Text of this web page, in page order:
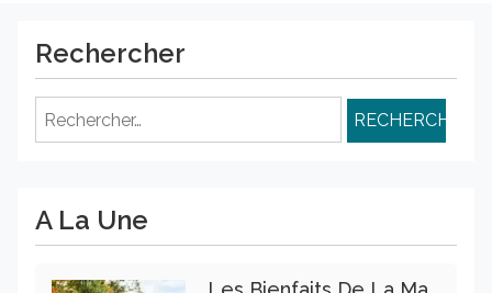
Rechercher
Rechercher :
A La Une